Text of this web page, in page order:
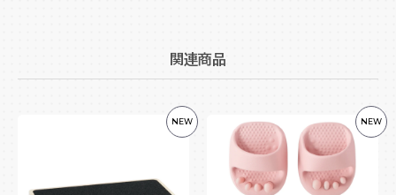
関連商品
NEW NEW